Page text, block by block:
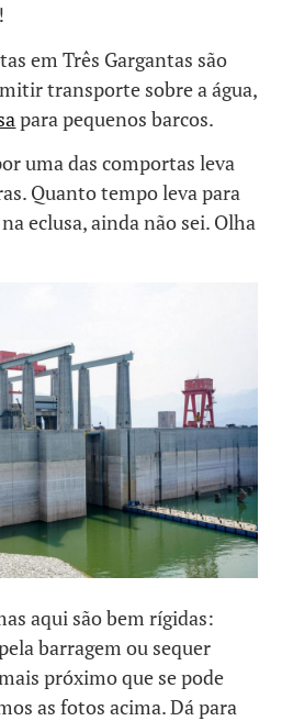
em Três Gargantas são
transporte sobre a água,
para pequenos barcos.
uma das comportas leva
Quanto tempo leva para
eclusa, ainda não sei. Olha
aqui são bem rígidas:
barragem ou sequer
próximo que se pode
as fotos acima. Dá para